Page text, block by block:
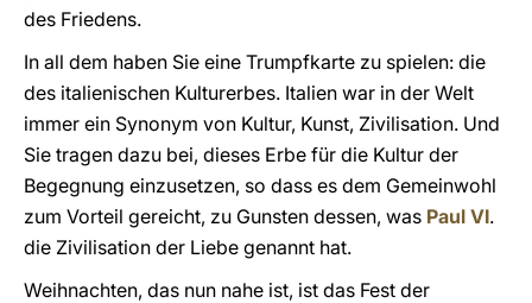
des Friedens.
In all dem haben Sie eine Trumpfkarte zu spielen: die
des italienischen Kulturerbes. Italien war in der Welt
immer ein Synonym von Kultur, Kunst, Zivilisation. Und
Sie tragen dazu bei, dieses Erbe für die Kultur der
Begegnung einzusetzen, so dass es dem Gemeinwohl
zum Vorteil gereicht, zu Gunsten dessen, was Paul VI.
die Zivilisation der Liebe genannt hat.
Weihnachten, das nun nahe ist, ist das Fest der